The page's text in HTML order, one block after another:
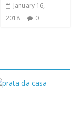
January 16,
2018
0